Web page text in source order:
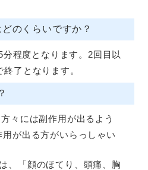
のくらいですか？
程度となります。2回目以
了となります。
々には副作用が出るよう
が出る方がいらっしゃい
、「顔のほてり、頭痛、胸